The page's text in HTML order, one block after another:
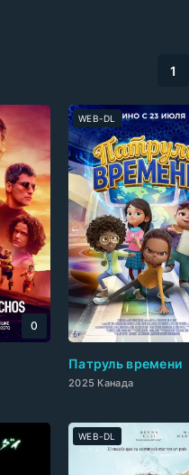
1
0
Патруль времени
2025 Канада
WEB-DL
WEB-DL